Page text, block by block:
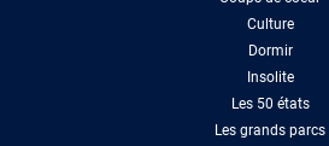
Culture
Dormir
Insolite
Les 50 états
Les grands parcs